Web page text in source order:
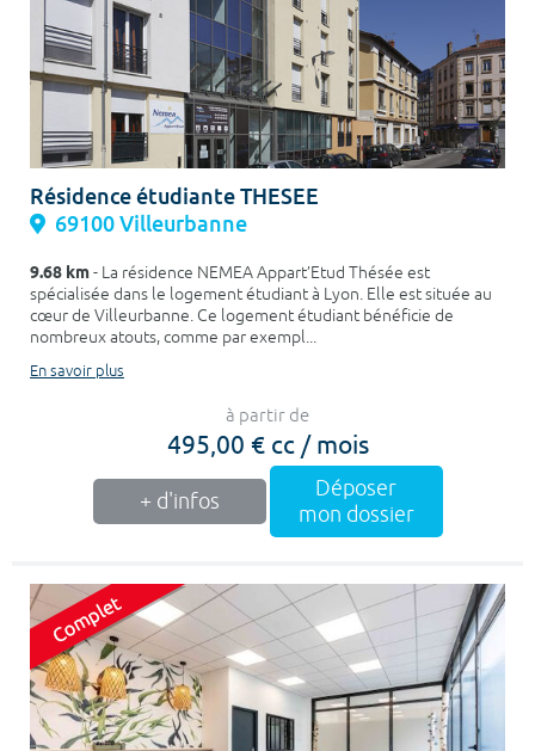
Résidence étudiante THESEE
69100 Villeurbanne
9.68 km- La résidence NEMEA Appart’Etud Thésée est
spécialisée dans le logement étudiant à Lyon. Elle est située au
cœur de Villeurbanne. Ce logement étudiant bénéficie de
nombreux atouts, comme par exempl...
En savoir plus
à partir de
495,00 € cc / mois
+ d'infos
Déposer
mon dossier